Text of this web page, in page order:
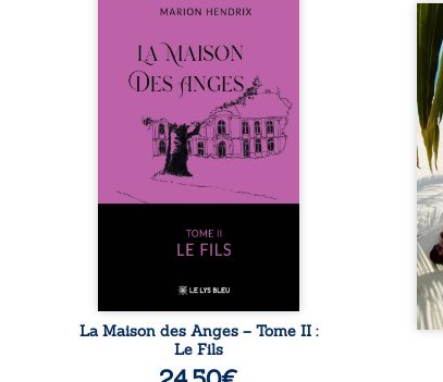
Nous sommes en 1979, soit 15
patriarche Anatole-Eustache.
La famille devra affronter non
seulement un inconnu qui rôde
autour du domaine et dont
Firmin, le fidèle majordome,
redoute les visites, le passé
encombrant d’Anatole-
Eustache, la malédiction
familiale, mais aussi la toute-
puissance de Gauthier. Mais
comment dompter cet enfant
avant qu’il ...
La Maison des Anges – Tome II :
Le Fils
Au
eux,